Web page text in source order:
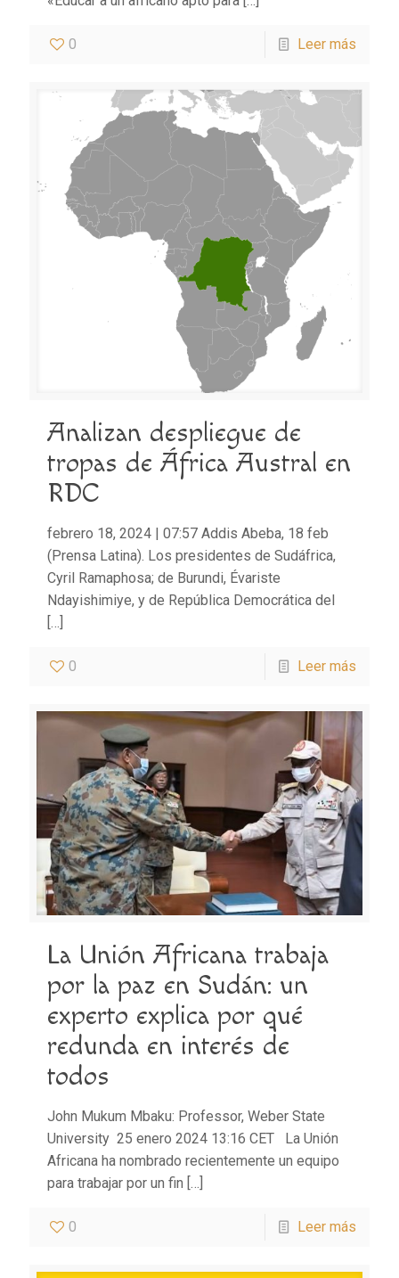
0 Leer más
Analizan despliegue de
tropas de África Austral en
RDC
febrero 18, 2024 | 07:57 Addis Abeba, 18 feb
(Prensa Latina). Los presidentes de Sudáfrica,
Cyril Ramaphosa; de Burundi, Évariste
Ndayishimiye, y de República Democrática del
[…]
0 Leer más
La Unión Africana trabaja
por la paz en Sudán: un
experto explica por qué
redunda en interés de
todos
John Mukum Mbaku: Professor, Weber State
University 25 enero 2024 13:16 CET La Unión
Africana ha nombrado recientemente un equipo
para trabajar por un fin […]
0 Leer más